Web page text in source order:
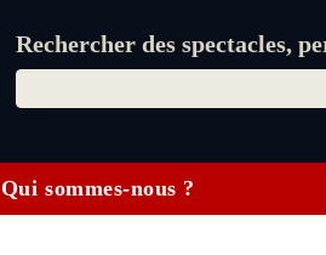
Rechercher des spectacles,
Qui sommes-nous ?